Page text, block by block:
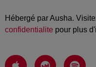
Hébergé par Ausha.
confidentialite pour plus